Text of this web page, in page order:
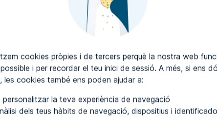
cookies pròpies i de tercers perquè la nostra web
i per recordar el teu inici de sessió. A més, si ens
les cookies també ens poden ajudar a:
personalitzar la teva experiència de navegació
dels teus hàbits de navegació, dispositius i
COMENTARIS